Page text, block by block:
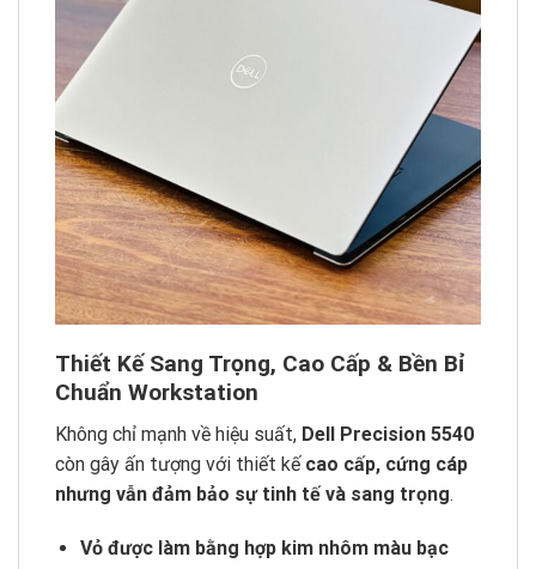
Thiết Kế Sang Trọng, Cao Cấp & Bền Bỉ
Chuẩn Workstation
Không chỉ mạnh về hiệu suất, Dell Precision 5540
còn gây ấn tượng với thiết kế cao cấp, cứng cáp
nhưng vẫn đảm bảo sự tinh tế và sang trọng.
Vỏ được làm bằng hợp kim nhôm màu bạc